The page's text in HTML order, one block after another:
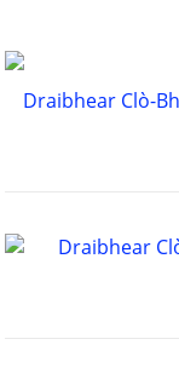
Draibhear Clò-
Draibhear